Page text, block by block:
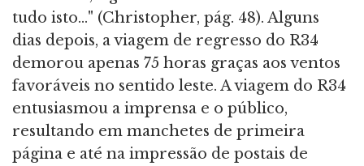
tudo isto…" (Christopher, pág. 48). Alguns
dias depois, a viagem de regresso do R34
demorou apenas 75 horas graças aos ventos
favoráveis no sentido leste. A viagem do R34
entusiasmou a imprensa e o público,
resultando em manchetes de primeira
página e até na impressão de postais de